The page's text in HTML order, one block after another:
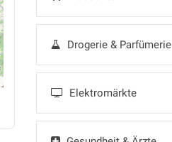
Drogerie & Parfümerie
Elektromärkte